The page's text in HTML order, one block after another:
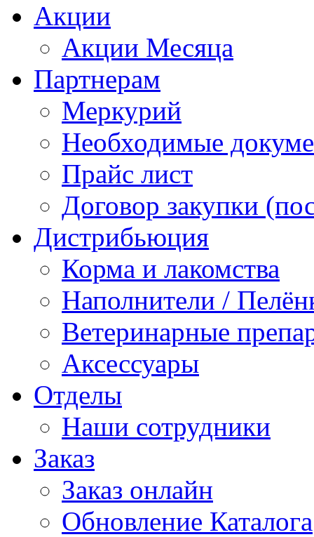
Акции
Акции Месяца
Партнерам
Меркурий
Необходимые
Прайс лист
Договор закупки
Дистрибьюция
Корма и лакомства
Наполнители /
Ветеринарные
Аксессуары
Отделы
Наши сотрудники
Заказ
Заказ онлайн
Обновление Каталога